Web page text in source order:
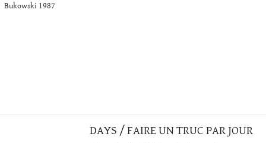
Bukowski 1987
DAYS / FAIRE UN TRUC PAR JOUR